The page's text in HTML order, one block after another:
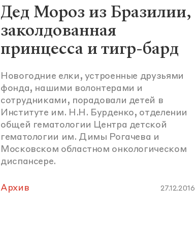
Дед Мороз из Бразилии,
заколдованная
принцесса и тигр-бард
Новогодние елки, устроенные друзьями
фонда, нашими волонтерами и
сотрудниками, порадовали детей в
Институте им. Н.Н. Бурденко, отделении
общей гематологии Центра детской
гематологии им. Димы Рогачева и
Московском областном онкологическом
диспансере.
Архив 27.12.2016